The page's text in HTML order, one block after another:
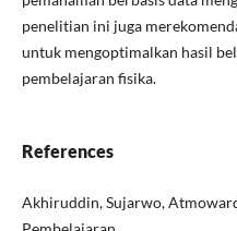
penelitian ini juga
untuk mengoptimalkan hasil
pembelajaran fisika.
References
Akhiruddin, Sujarwo,